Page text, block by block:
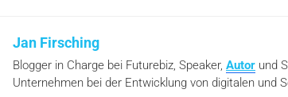
Jan Firsching
Blogger in Charge bei Futurebiz, Speaker, Autor und
Unternehmen bei der Entwicklung von digitalen und